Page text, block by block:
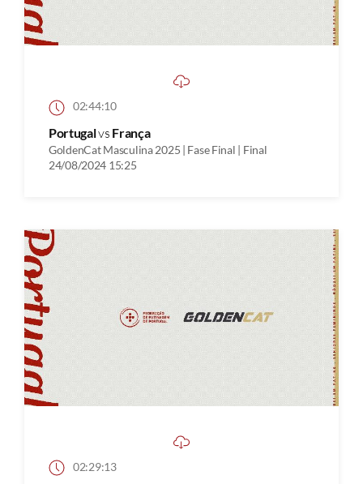
02:44:10
Portugalvs França
GoldenCat Masculina 2025 | Fase Final | Final
24/08/2024 15:25
02:29:13